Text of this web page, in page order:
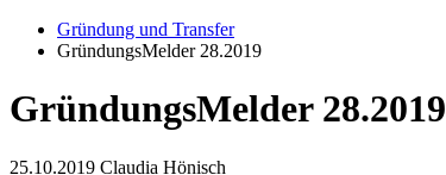
Gründung und Transfer
GründungsMelder 28.2019
GründungsMelder 28.2019
25.10.2019 Claudia Hönisch